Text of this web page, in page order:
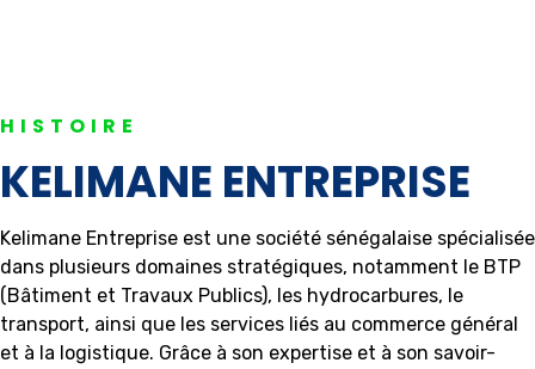
HISTOIRE
KELIMANE ENTREPRISE
Kelimane Entreprise est une société sénégalaise spécialisée
dans plusieurs domaines stratégiques, notamment le BTP
(Bâtiment et Travaux Publics), les hydrocarbures, le
transport, ainsi que les services liés au commerce général
et à la logistique. Grâce à son expertise et à son savoir-